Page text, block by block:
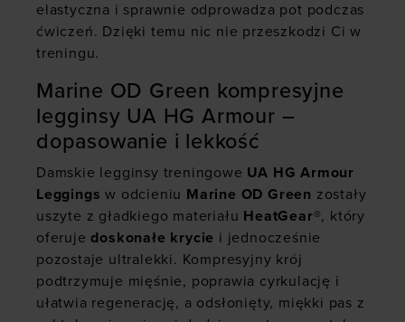
elastyczna i sprawnie odprowadza pot podczas
ćwiczeń. Dzięki temu nic nie przeszkodzi Ci w
treningu.
Marine OD Green kompresyjne
legginsy UA HG Armour –
dopasowanie i lekkość
Damskie legginsy treningowe UA HG Armour
Leggings w odcieniu Marine OD Green zostały
uszyte z gładkiego materiału HeatGear®, który
oferujedoskonałe krycie i jednocześnie
pozostaje ultralekki. Kompresyjny krój
podtrzymuje mięśnie, poprawia cyrkulację i
ułatwia regenerację, a odsłonięty, miękki pas z